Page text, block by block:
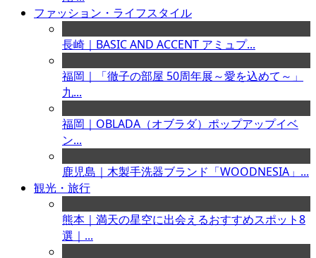
ファッション・ライフスタイル
長崎｜BASIC AND ACCENT アミュプ...
福岡｜「徹子の部屋 50周年展～愛を込めて～」
九...
福岡｜OBLADA（オブラダ）ポップアップイベ
ン...
鹿児島｜木製手洗器ブランド「WOODNESIA」...
観光・旅行
熊本｜満天の星空に出会えるおすすめスポット8
選｜...